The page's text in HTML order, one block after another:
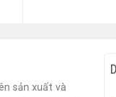
sản xuất và